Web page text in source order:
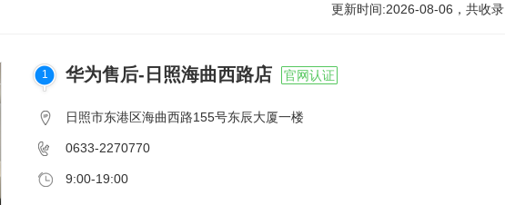
更新时间:2026-08-06，共收录
1 华为售后-日照海曲西路店 官网认证
日照市东港区海曲西路155号东辰大厦一楼
0633-2270770
9:00-19:00